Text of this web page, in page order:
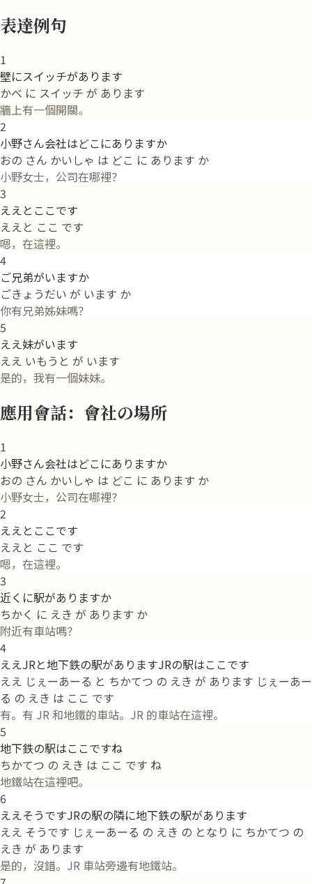
表達例句
1
壁にスイッチがあります
かべ に スイッチ が あります
牆上有一個開關。
2
小野さん会社はどこにありますか
おの さん かいしゃ は どこ に あります か
小野女士，公司在哪裡？
3
ええとここです
ええと ここ です
嗯，在這裡。
4
ご兄弟がいますか
ごきょうだい が います か
你有兄弟姊妹嗎？
5
ええ妹がいます
ええ いもうと が います
是的，我有一個妹妹。
應用會話：會社の場所
1
小野さん会社はどこにありますか
おの さん かいしゃ は どこ に あります か
小野女士，公司在哪裡？
2
ええとここです
ええと ここ です
嗯，在這裡。
3
近くに駅がありますか
ちかく に えき が あります か
附近有車站嗎？
4
ええJRと地下鉄の駅がありますJRの駅はここです
ええ じぇーあーる と ちかてつ の えき が あります じぇーあー
る の えき は ここ です
有。有 JR 和地鐵的車站。JR 的車站在這裡。
5
地下鉄の駅はここですね
ちかてつ の えき は ここ です ね
地鐵站在這裡吧。
6
ええそうですJRの駅の隣に地下鉄の駅があります
ええ そうです じぇーあーる の えき の となり に ちかてつ の
えき が あります
是的，沒錯。JR 車站旁邊有地鐵站。